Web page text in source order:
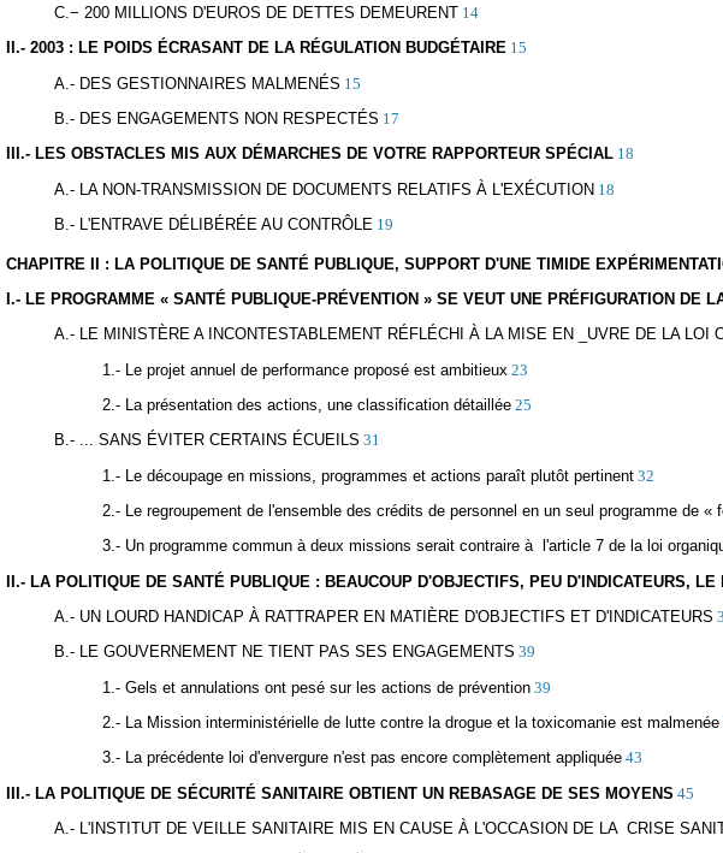
C.− 200 MILLIONS D'EUROS DE DETTES DEMEURENT 14
II.- 2003 : LE POIDS ÉCRASANT DE LA RÉGULATION BUDGÉTAIRE 15
A.- DES GESTIONNAIRES MALMENÉS 15
B.- DES ENGAGEMENTS NON RESPECTÉS 17
III.- LES OBSTACLES MIS AUX DÉMARCHES DE VOTRE RAPPORTEUR SPÉCIAL 18
A.- LA NON-TRANSMISSION DE DOCUMENTS RELATIFS À L'EXÉCUTION 18
B.- L'ENTRAVE DÉLIBÉRÉE AU CONTRÔLE 19
CHAPITRE II : LA POLITIQUE DE SANTÉ PUBLIQUE, SUPPORT D'UNE TIMIDE
I.- LE PROGRAMME « SANTÉ PUBLIQUE-PRÉVENTION » SE VEUT UNE PRÉFIGURATION DE
A.- LE MINISTÈRE A INCONTESTABLEMENT RÉFLÉCHI À LA MISE EN _UVRE DE LA LOI
1.- Le projet annuel de performance proposé est ambitieux 23
2.- La présentation des actions, une classification détaillée 25
B.- ... SANS ÉVITER CERTAINS ÉCUEILS 31
1.- Le découpage en missions, programmes et actions paraît plutôt pertinent 32
2.- Le regroupement de l'ensemble des crédits de personnel en un seul programme de
3.- Un programme commun à deux missions serait contraire à l'article 7 de la loi
II.- LA POLITIQUE DE SANTÉ PUBLIQUE : BEAUCOUP D'OBJECTIFS, PEU D'INDICATEURS, LE
A.- UN LOURD HANDICAP À RATTRAPER EN MATIÈRE D'OBJECTIFS ET D'INDICATEURS
B.- LE GOUVERNEMENT NE TIENT PAS SES ENGAGEMENTS 39
1.- Gels et annulations ont pesé sur les actions de prévention 39
2.- La Mission interministérielle de lutte contre la drogue et la toxicomanie est malmenée
3.- La précédente loi d'envergure n'est pas encore complètement appliquée 43
III.- LA POLITIQUE DE SÉCURITÉ SANITAIRE OBTIENT UN REBASAGE DE SES MOYENS 45
A.- L'INSTITUT DE VEILLE SANITAIRE MIS EN CAUSE À L'OCCASION DE LA CRISE